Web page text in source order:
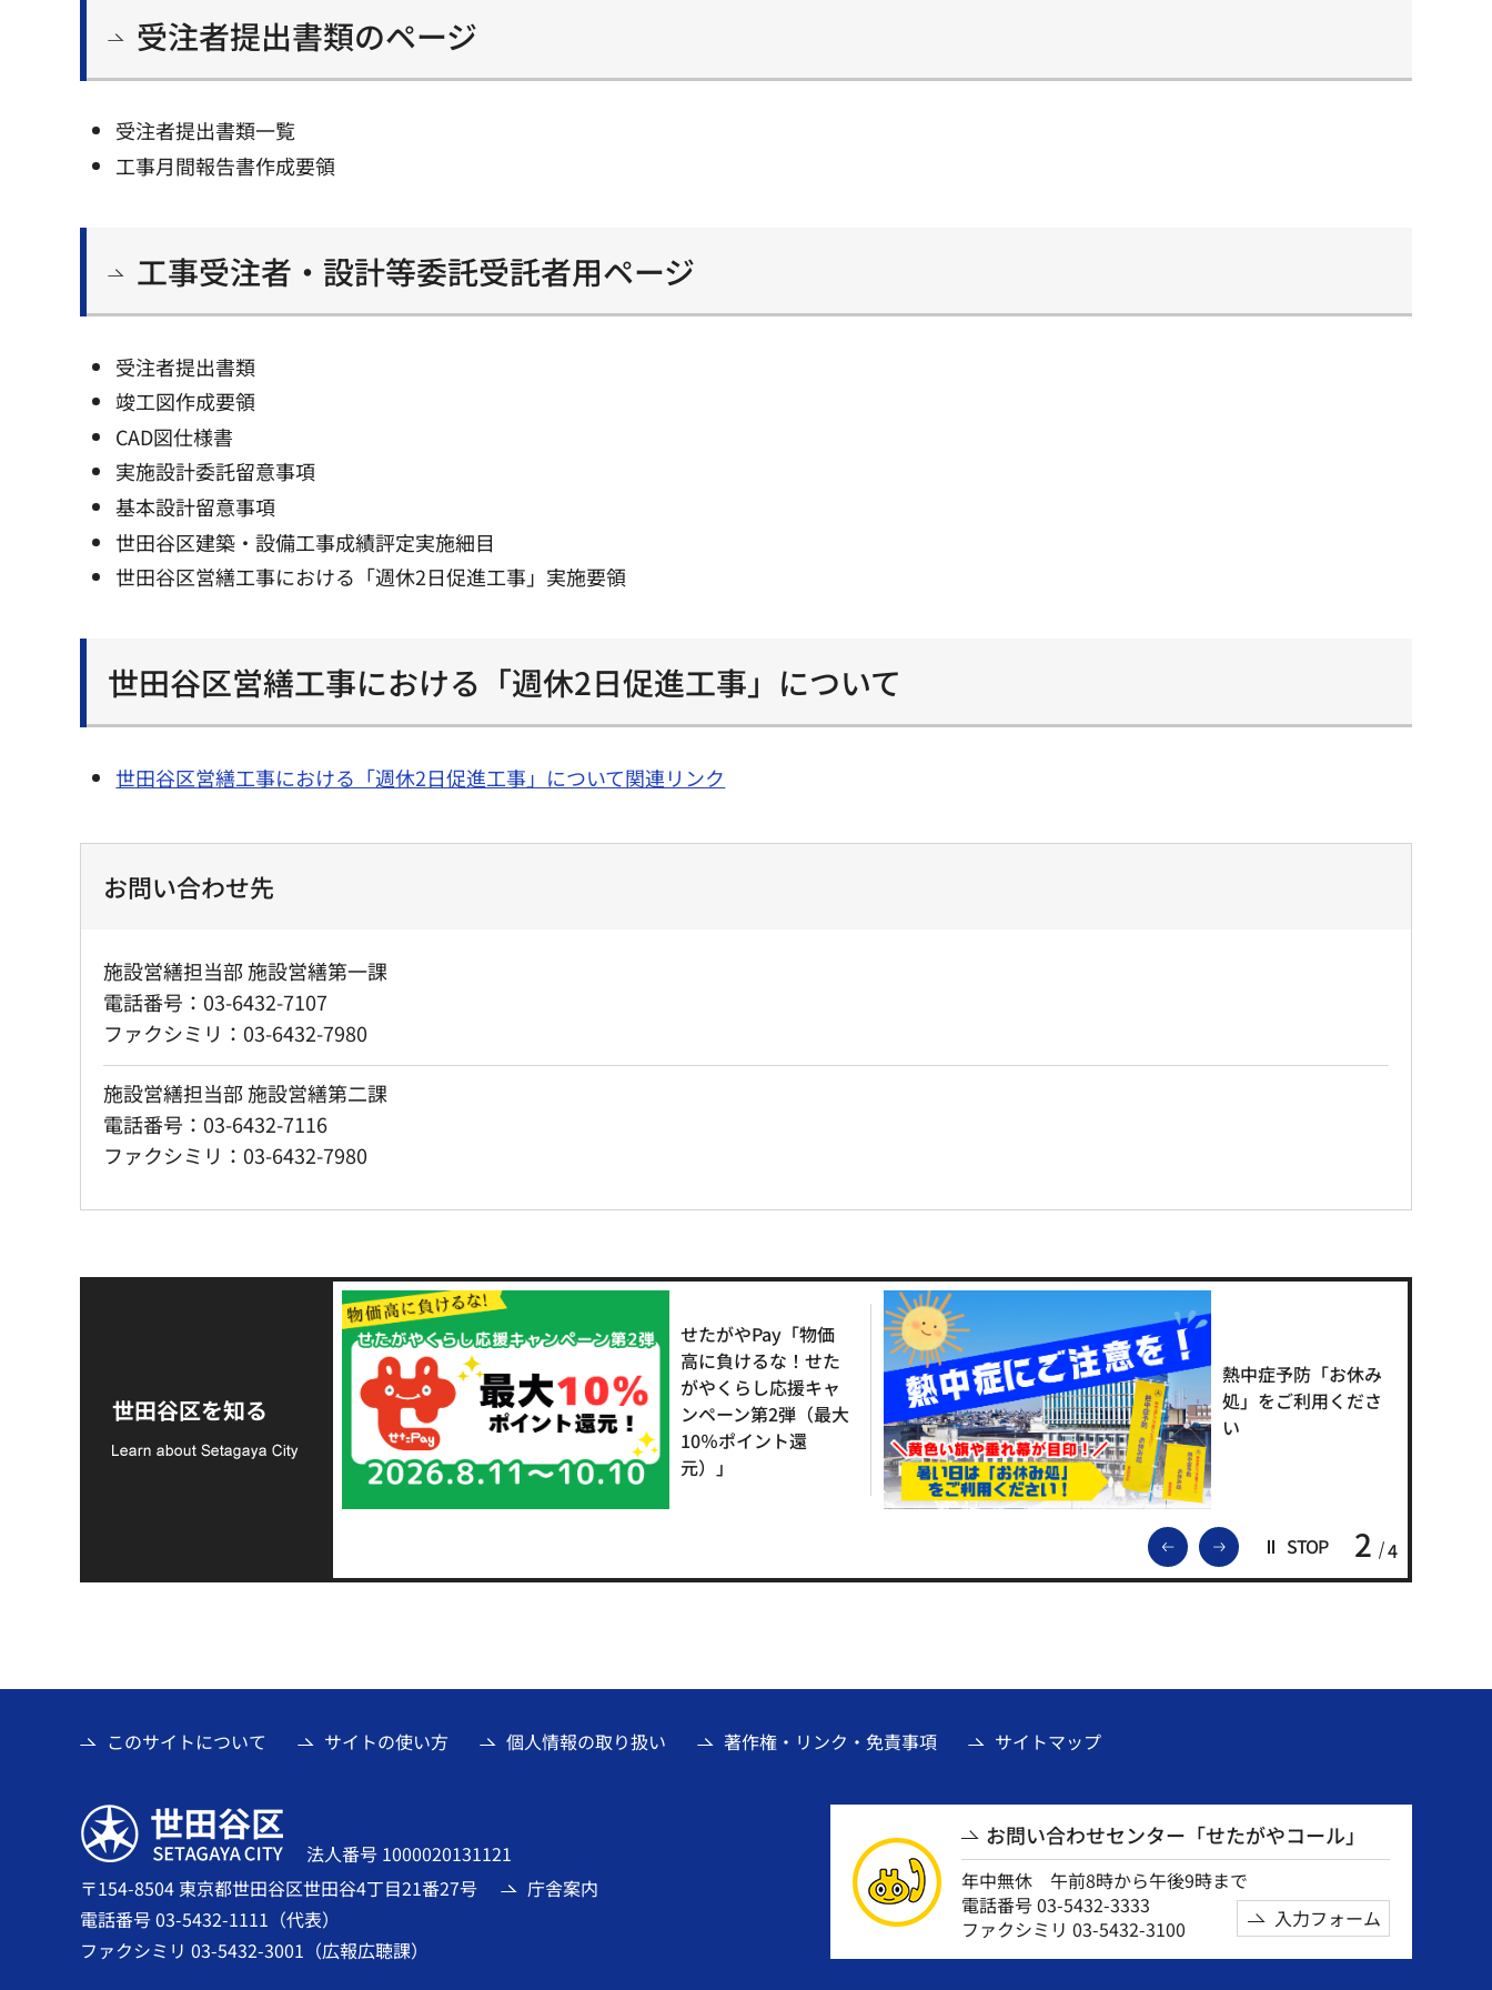
受注者提出書類のページ
受注者提出書類一覧
工事月間報告書作成要領
工事受注者・設計等委託受託者用ページ
受注者提出書類
竣工図作成要領
CAD図仕様書
実施設計委託留意事項
基本設計留意事項
世田谷区建築・設備工事成績評定実施細目
世田谷区営繕工事における「週休2日促進工事」実施要領
世田谷区営繕工事における「週休2日促進工事」について
世田谷区営繕工事における「週休2日促進工事」について関連リンク
お問い合わせ先
施設営繕担当部 施設営繕第一課
電話番号：03-6432-7107
ファクシミリ：03-6432-7980
施設営繕担当部 施設営繕第二課
電話番号：03-6432-7116
ファクシミリ：03-6432-7980
世田谷区を知る
前のスライドを表示
次のスライドを表示
STOP 2 4
支援金の募集につい
て
せたがやPay「物価
高に負けるな！せた
がやくらし応援キャ
ンペーン第2弾（最大
10％ポイント還
元）」
熱中症予防「お休み
処」をご利用くださ
い
このサイトについて サイトの使い方 個人情報の取り扱い 著作権・リンク・免責事項 サイトマップ
世田谷区
法人番号 1000020131121
〒154-8504 東京都世田谷区世田谷4丁目21番27号
電話番号 03-5432-1111（代表）
ファクシミリ 03-5432-3001（広報広聴課）
庁舎案内
お問い合わせセンター「せたがやコール」
年中無休 午前8時から午後9時まで
電話番号 03-5432-3333
ファクシミリ 03-5432-3100
入力フォーム